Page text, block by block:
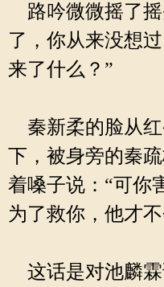
路吟微微摇了摇
了，你从来没想
来了什么？”
秦新柔的脸从
下，被身旁的秦
着嗓子说：“可你
为了救你，他才
这话是对池麟霖